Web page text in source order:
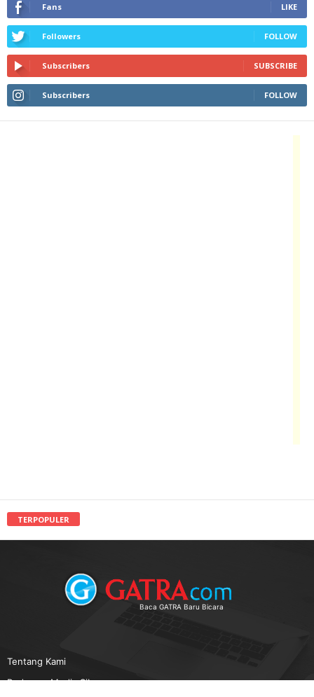
Fans LIKE
Followers FOLLOW
Subscribers SUBSCRIBE
Subscribers FOLLOW
TERPOPULER
Baca GATRA Baru Bicara
Tentang Kami
Pedoman Media Siber